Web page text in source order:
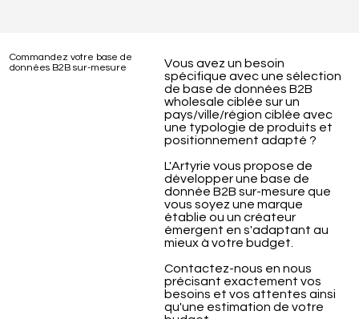
Commandez votre base de
données B2B sur-mesure
Vous avez un besoin
spécifique avec une sélection
de base de données B2B
wholesale ciblée sur un
pays/ville/région ciblée avec
une typologie de produits et
positionnement adapté ?
L'Artyrie vous propose de
développer une base de
donnée B2B sur-mesure que
vous soyez une marque
établie ou un créateur
émergent en s'adaptant au
mieux à votre budget.
Contactez-nous en nous
précisant exactement vos
besoins et vos attentes ainsi
qu'une estimation de votre